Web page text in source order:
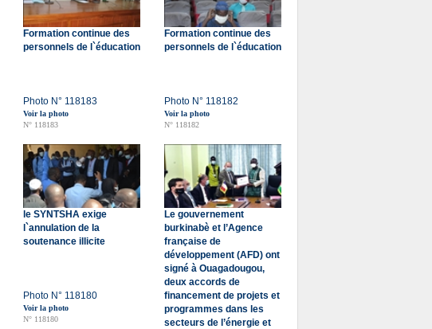
Formation continue des
personnels de l`éducation
Photo N° 118183
Voir la photo
N° 118183
Formation continue des
personnels de l`éducation
Photo N° 118182
Voir la photo
N° 118182
le SYNTSHA exige
l`annulation de la
soutenance illicite
Photo N° 118180
Voir la photo
N° 118180
Le gouvernement
burkinabè et l’Agence
française de
développement (AFD) ont
signé à Ouagadougou,
deux accords de
financement de projets et
programmes dans les
secteurs de l’énergie et